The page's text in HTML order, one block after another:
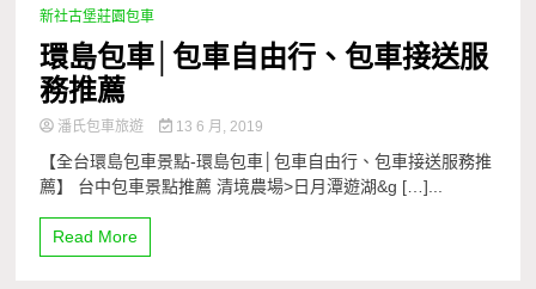
新社古堡莊園包車
環島包車│包車自由行、包車接送服
務推薦
潘氏包車旅遊 13 6 月, 2019
【全台環島包車景點-環島包車│包車自由行、包車接送服務推
薦】 台中包車景點推薦 清境農場>日月潭遊湖&g […]...
Read More